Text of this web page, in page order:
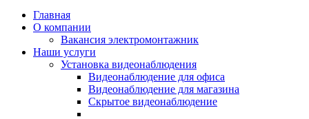
Главная
О компании
Вакансия электромонтажник
Наши услуги
Установка видеонаблюдения
Видеонаблюдение для офиса
Видеонаблюдение для магазина
Скрытое видеонаблюдение